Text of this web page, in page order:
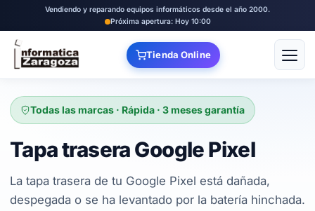
Vendiendo y reparando equipos informáticos desde el año 2000.
Próxima apertura: Hoy 10:00
Tienda Online Abrir
Todas las marcas · Rápida · 3 meses garantía
Tapa trasera Google Pixel
La tapa trasera de tu Google Pixel está dañada,
despegada o se ha levantado por la batería hinchada.